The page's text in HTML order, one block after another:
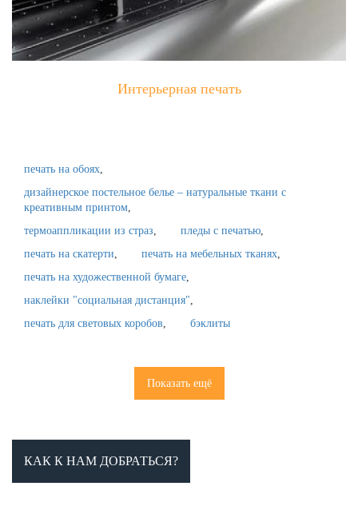
Интерьерная печать
печать на обоях
дизайнерское постельное белье – натуральные ткани с
креативным принтом
термоаппликации из страз
пледы с печатью
печать на скатерти
печать на мебельных тканях
печать на художественной бумаге
наклейки "социальная дистанция"
печать для световых коробов
бэклиты
Показать ещё
КАК К НАМ ДОБРАТЬСЯ?